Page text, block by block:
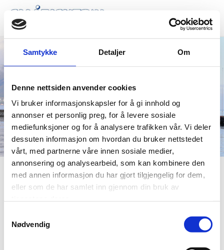
Samtykke Detaljer Om
Denne nettsiden anvender cookies
Vi bruker informasjonskapsler for å gi innhold og
annonser et personlig preg, for å levere sosiale
mediefunksjoner og for å analysere trafikken vår. Vi deler
dessuten informasjon om hvordan du bruker nettstedet
vårt, med partnerne våre innen sosiale medier,
annonsering og analysearbeid, som kan kombinere den
med annen informasjon du har gjort tilgjengelig for dem,
eller som de har samlet inn gjennom din bruk av
Nødvendig
NFSF Avd. Møre og Romsdal
Kontakt forbundsleder Lars Kongsvik